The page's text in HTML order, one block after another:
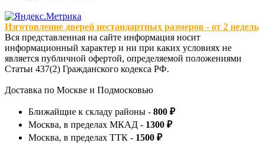
Изготовление дверей нестандартных размеров - от 2 недель
Вся представленная на сайте информация носит
информационный характер и ни при каких условиях не
является публичной офертой, определяемой положениями
Статьи 437(2) Гражданского кодекса РФ.
Доставка по Москве и Подмосковью
Ближайщие к складу районы - 800 ₽
Москва, в пределах МКАД - 1300 ₽
Москва, в пределах ТТК - 1500 ₽